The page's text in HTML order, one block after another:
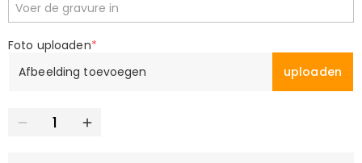
Foto uploaden*
Afbeelding toevoegen
uploaden